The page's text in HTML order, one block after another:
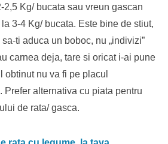
2,5 Kg/ bucata sau vreun gascan
la 3-4 Kg/ bucata. Este bine de stiut,
ti aduca un boboc, nu „indivizi”
carnea deja, tare si oricat i-ai pune
obtinut nu va fi pe placul
Prefer alternativa cu piata pentru
de rata/ gasca.